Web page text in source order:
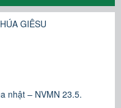
GIÊSU
nhật – NVMN 23.5.